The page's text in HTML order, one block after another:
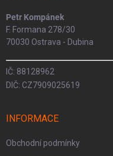
Petr Kompánek
F. Formana 278/30
70030 Ostrava - Dubina
IČ: 88128962
DIČ: CZ7909025619
INFORMACE
Obchodní podmínky